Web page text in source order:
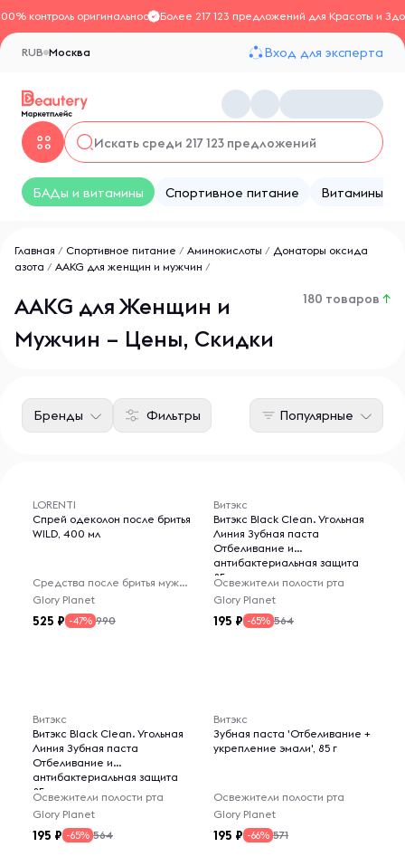
контроль оригинальностиБолее 217 123 предложений для Красоты и
Москва
RUB Вход для эксперта
БАДы и витамины Спортивное питание Витамины
Главная / Спортивное питание / Аминокислоты / Донаторы оксида
азота / AAKG для женщин и мужчин /
AAKG для Женщин и
Мужчин – Цены, Скидки
180 товаров ↑
Фильтры
Бренды Популярные
LORENTI
Спрей одеколон после бритья
WILD, 400 мл
Средства после бритья мужские
Glory Planet
525 -47% 990
Витэкс
Витэкс Black Clean. Угольная
Линия Зубная паста
Отбеливание и
антибактериальная защита
85
Освежители полости рта
Glory Planet
195 -65% 564
Витэкс
Витэкс Black Clean. Угольная
Линия Зубная паста
Отбеливание и
антибактериальная защита
85
Освежители полости рта
Glory Planet
195 -65% 564
Витэкс
Зубная паста 'Отбеливание +
укрепление эмали', 85 г
Освежители полости рта
Glory Planet
195 -66% 571